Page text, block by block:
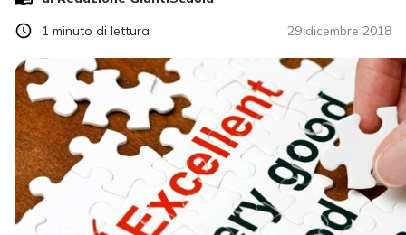
29 dicembre 2018
1 minuto di lettura